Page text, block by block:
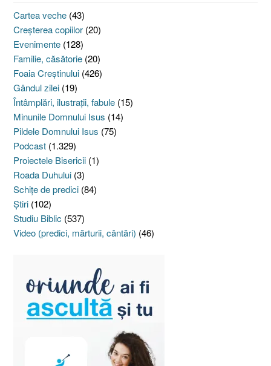
Cartea veche (43)
Creşterea copiilor (20)
Evenimente (128)
Familie, căsătorie (20)
Foaia Creştinului (426)
Gândul zilei (19)
Întâmplări, ilustraţii, fabule (15)
Minunile Domnului Isus (14)
Pildele Domnului Isus (75)
Podcast (1.329)
Proiectele Bisericii (1)
Roada Duhului (3)
Schiţe de predici (84)
Ştiri (102)
Studiu Biblic (537)
Video (predici, mărturii, cântări) (46)